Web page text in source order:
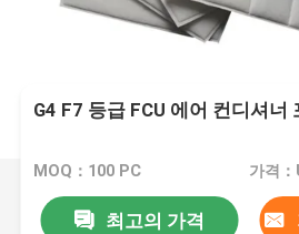
G4 F7 등급 FCU 에어 컨디셔너
MOQ：100 PC 가격
최고의 가격